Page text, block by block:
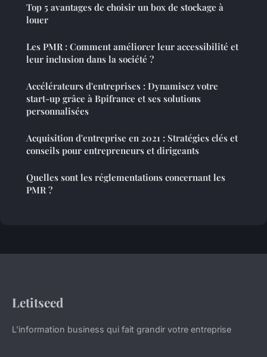
Top 5 avantages de choisir un box de stockage à
louer
Les PMR : Comment améliorer leur accessibilité et
leur inclusion dans la société ?
Accélérateurs d'entreprises : Dynamisez votre
start-up grâce à Bpifrance et ses solutions
personnalisées
Acquisition d'entreprise en 2021 : Stratégies clés et
conseils pour entrepreneurs et dirigeants
Quelles sont les réglementations concernant les
PMR ?
Letitseed
L'information business qui fait grandir votre entreprise